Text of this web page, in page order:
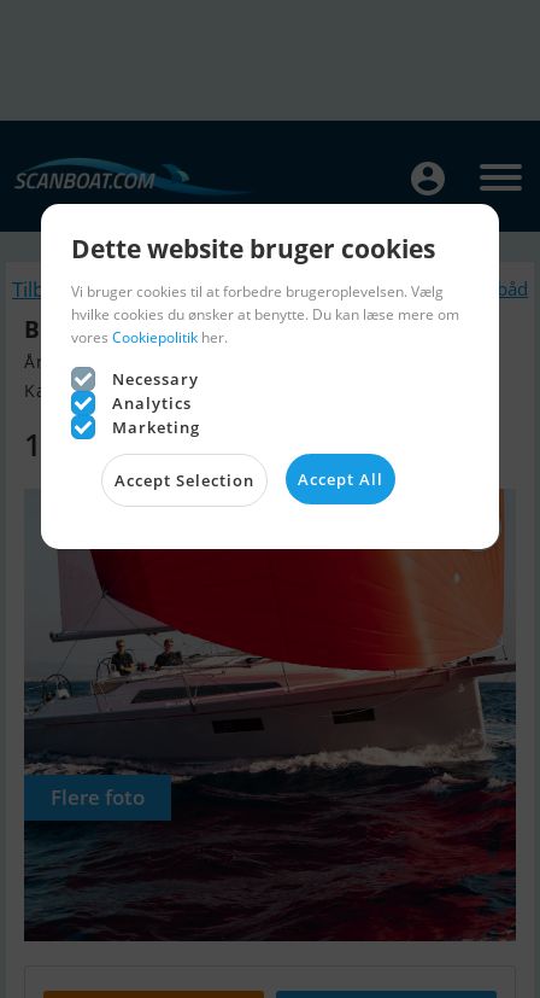
Tilbage Lignende Sejlbåd
Beneteau Oceanis 34.1
Årgang 2025, Sejlbåd til salg
Kan fremvises i Danmark, Danmar...
1.400.000 DKK
Flere foto
Dette website bruger cookies
Vi bruger cookies til at forbedre brugeroplevelsen. Vælg
hvilke cookies du ønsker at benytte. Du kan læse mere om
vores Cookiepolitik her.
Necessary
Analytics
Marketing
Accept Selection Accept All